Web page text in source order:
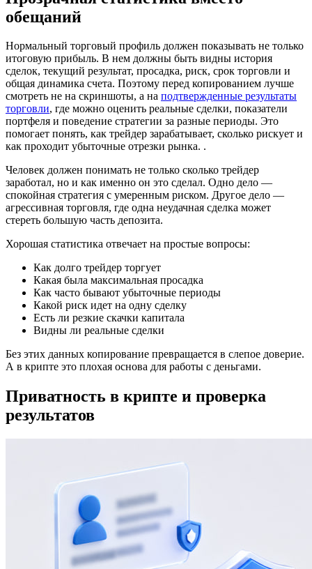
обещаний
Нормальный торговый профиль должен показывать не только
итоговую прибыль. В нем должны быть видны история
сделок, текущий результат, просадка, риск, срок торговли и
общая динамика счета. Поэтому перед копированием лучше
смотреть не на скриншоты, а на подтвержденные результаты
торговли, где можно оценить реальные сделки, показатели
портфеля и поведение стратегии за разные периоды. Это
помогает понять, как трейдер зарабатывает, сколько рискует и
как проходит убыточные отрезки рынка. .
Человек должен понимать не только сколько трейдер
заработал, но и как именно он это сделал. Одно дело —
спокойная стратегия с умеренным риском. Другое дело —
агрессивная торговля, где одна неудачная сделка может
стереть большую часть депозита.
Хорошая статистика отвечает на простые вопросы:
Как долго трейдер торгует
Какая была максимальная просадка
Как часто бывают убыточные периоды
Какой риск идет на одну сделку
Есть ли резкие скачки капитала
Видны ли реальные сделки
Без этих данных копирование превращается в слепое доверие.
А в крипте это плохая основа для работы с деньгами.
Приватность в крипте и проверка
результатов